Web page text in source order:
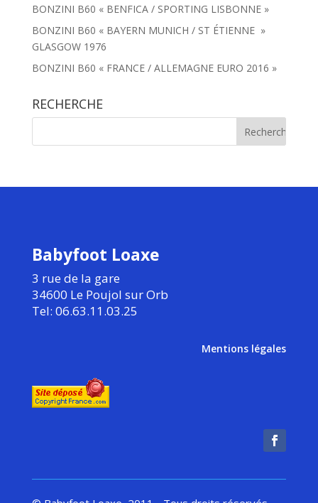
BONZINI B60 « BENFICA / SPORTING LISBONNE »
BONZINI B60 « BAYERN MUNICH / ST ÉTIENNE »
GLASGOW 1976
BONZINI B60 « FRANCE / ALLEMAGNE EURO 2016 »
RECHERCHE
Babyfoot Loaxe
3 rue de la gare
34600 Le Poujol sur Orb
Tel: 06.63.11.03.25
Mentions légales